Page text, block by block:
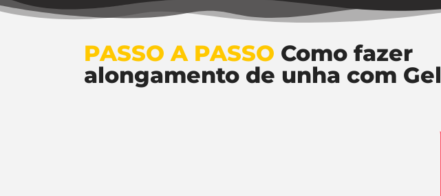
PASSO A PASSO Como fazer
alongamento de unha com Gel